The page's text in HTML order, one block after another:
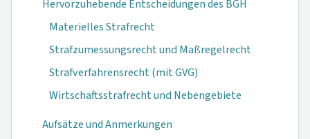
Hervorzuhebende Entscheidungen des BGH
Materielles Strafrecht
Strafzumessungsrecht und Maßregelrecht
Strafverfahrensrecht (mit GVG)
Wirtschaftsstrafrecht und Nebengebiete
Aufsätze und Anmerkungen